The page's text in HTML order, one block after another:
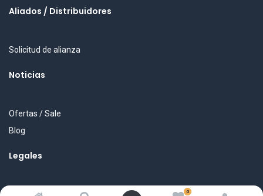
0
Aliados / Distribuidores
Solicitud de alianza
Noticias
Ofertas / Sale
Blog
Legales
Política de privacidad